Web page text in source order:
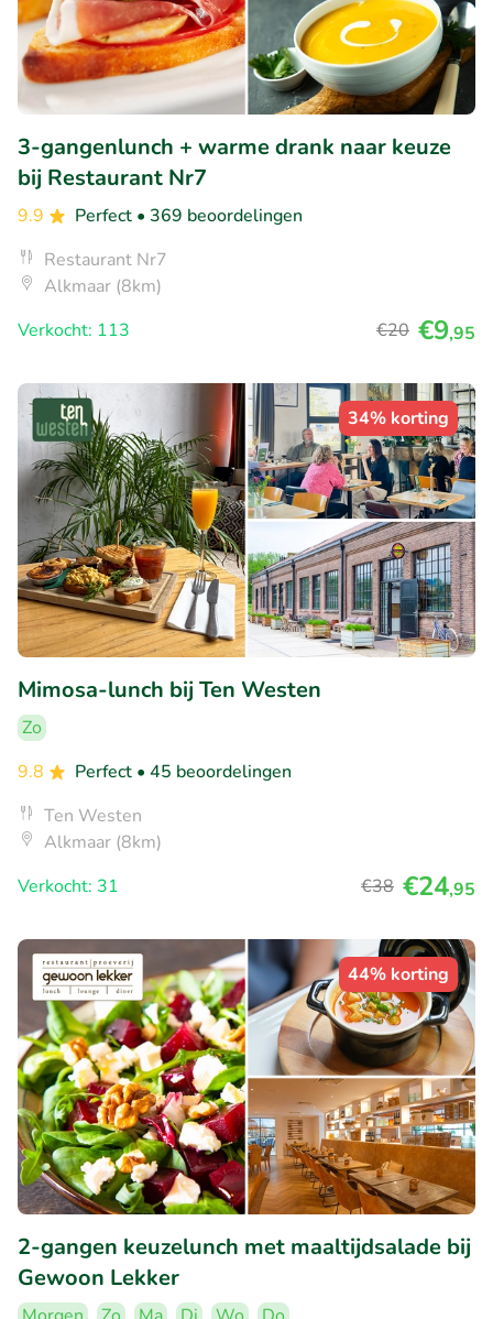
3-gangenlunch + warme drank naar keuze
bij Restaurant Nr7
9.9 Perfect • 369 beoordelingen
Restaurant Nr7
Alkmaar (8km)
Verkocht: 113
€20 €9,95
34% korting
Mimosa-lunch bij Ten Westen
Zo
9.8
Perfect • 45 beoordelingen
Ten Westen
Alkmaar (8km)
Verkocht: 31
€38 €24,95
44% korting
2-gangen keuzelunch met maaltijdsalade bij
Gewoon Lekker